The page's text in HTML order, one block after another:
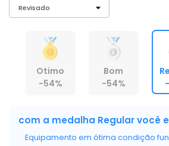
Otimo
-54%
Bom
-54%
com a medalha Regular você
Equipamento em ótima condição